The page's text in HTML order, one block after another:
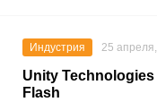
Индустрия 25
Unity
Flash